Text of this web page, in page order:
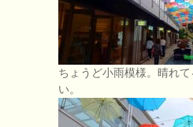
ちょうど小雨模様。晴れ
い。